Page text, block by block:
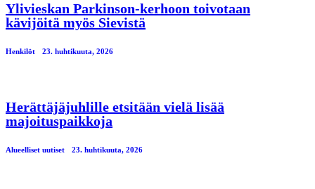
Ylivieskan Parkinson-kerhoon toivotaan
kävijöitä myös Sievistä
Henkilöt 23. huhtikuuta, 2026
Herättäjäjuhlille etsitään vielä lisää
majoituspaikkoja
Alueelliset uutiset 23. huhtikuuta, 2026